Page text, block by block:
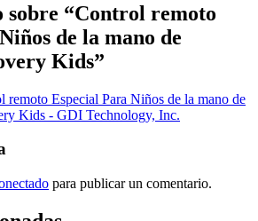
sobre “Control remoto
de la mano de
Kids”
remoto Especial Para Niños de la mano de
Kids - GDI Technology, Inc.
para publicar un comentario.